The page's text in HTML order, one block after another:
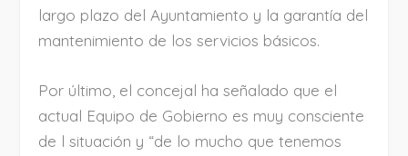
largo plazo del Ayuntamiento y la garantía del
mantenimiento de los servicios básicos.
Por último, el concejal ha señalado que el
actual Equipo de Gobierno es muy consciente
de l situación y “de lo mucho que tenemos